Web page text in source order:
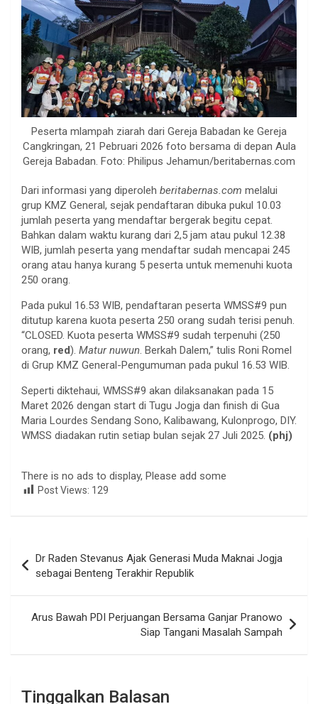
Peserta mlampah ziarah dari Gereja Babadan ke Gereja
Cangkringan, 21 Pebruari 2026 foto bersama di depan Aula
Gereja Babadan. Foto: Philipus Jehamun/beritabernas.com
Dari informasi yang diperoleh beritabernas.com melalui
grup KMZ General, sejak pendaftaran dibuka pukul 10.03
jumlah peserta yang mendaftar bergerak begitu cepat.
Bahkan dalam waktu kurang dari 2,5 jam atau pukul 12.38
WIB, jumlah peserta yang mendaftar sudah mencapai 245
orang atau hanya kurang 5 peserta untuk memenuhi kuota
250 orang.
Pada pukul 16.53 WIB, pendaftaran peserta WMSS#9 pun
ditutup karena kuota peserta 250 orang sudah terisi penuh.
“CLOSED. Kuota peserta WMSS#9 sudah terpenuhi (250
orang, red). Matur nuwun . Berkah Dalem,” tulis Roni Romel
di Grup KMZ General-Pengumuman pada pukul 16.53 WIB.
Seperti diktehaui, WMSS#9 akan dilaksanakan pada 15
Maret 2026 dengan start di Tugu Jogja dan finish di Gua
Maria Lourdes Sendang Sono, Kalibawang, Kulonprogo, DIY.
WMSS diadakan rutin setiap bulan sejak 27 Juli 2025. (phj)
There is no ads to display, Please add some
Post Views: 129
pos
Dr Raden Stevanus Ajak Generasi Muda Maknai Jogja
sebagai Benteng Terakhir Republik
Arus Bawah PDI Perjuangan Bersama Ganjar Pranowo
Siap Tangani Masalah Sampah
Tinggalkan Balasan